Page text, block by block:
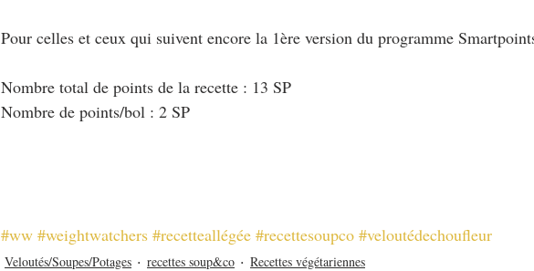
Pour celles et ceux qui suivent encore la 1ère version du programme
Nombre total de points de la recette : 13 SP
Nombre de points/bol : 2 SP
#ww #weightwatchers #recetteallégée #recettesoupco #veloutédechoufleur
Veloutés/Soupes/Potages recettes soup&co Recettes végétariennes